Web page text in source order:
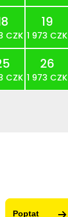
CZK
19
1 973 CZK
CZK
26
1 973 CZK
Poptat